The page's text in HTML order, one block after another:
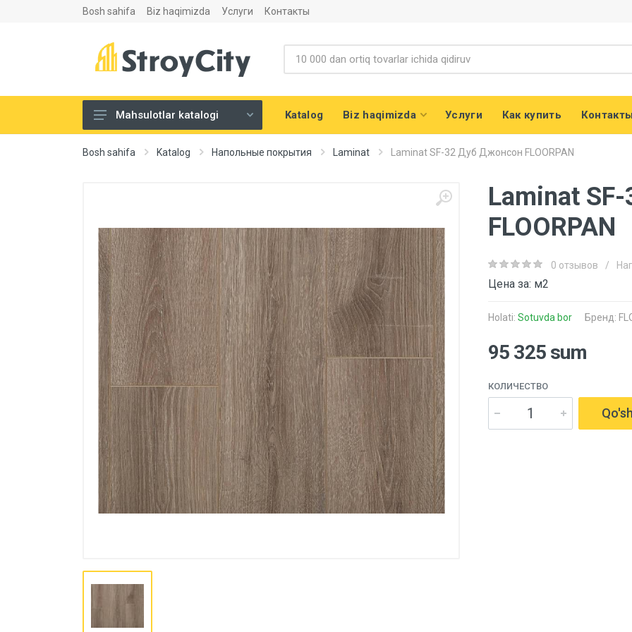
Bosh sahifa Biz haqimizda Услуги Контакты
Listovoy materiallar va
aksesuarlari
Santexnika
Напольные покрытия
Eshiklar
Bo'yoq va lak mahsulotlari
Pena, Kley, Germetiki
Asboblar
Крепеж
Mahsulotlar katalogi Katalog Biz haqimizda Услуги Как купить Контакты
Bosh sahifa Katalog Напольные покрытия Laminat Laminat SF-32 Дуб Джонсон FLOORPAN
Laminat
FLOORPAN
0 отзывов /
Цена за: м2
Holati: Sotuvda bor Бренд:
95 325 sum
КОЛИЧЕСТВО